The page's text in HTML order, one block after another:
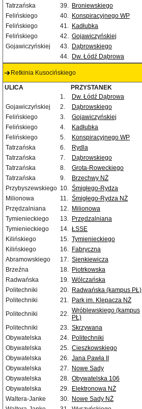
Tatrzańska
39. Broniewskiego
Felińskiego
40. Konspiracyjnego WP
Felińskiego
41. Kadłubka
Felińskiego
42. Gojawiczyńskiej
Gojawiczyńskiej
43. Dąbrowskiego
44. Dw. Łódź Dąbrowa
Retkinia Kusocińskiego
ULICA PRZYSTANEK
1.
Dw. Łódź Dąbrowa
Gojawiczyńskiej
2. Dąbrowskiego
Felińskiego
3. Gojawiczyńskiej
Felińskiego
4. Kadłubka
Felińskiego
5. Konspiracyjnego WP
Tatrzańska
6. Rydla
Tatrzańska
7. Dąbrowskiego
Tatrzańska
8. Grota-Roweckiego
Tatrzańska
9. Brzechwy NŻ
Przybyszewskiego 10. Śmigłego-Rydza
Milionowa
11. Śmigłego-Rydza NŻ
Przędzalniana
12. Milionowa
Tymienieckiego
13. Przędzalniana
Tymienieckiego
14. ŁSSE
Kilińskiego
15. Tymienieckiego
Kilińskiego
16. Fabryczna
Abramowskiego
17. Sienkiewicza
Brzeźna
18. Piotrkowska
Radwańska
19. Wólczańska
Politechniki
20. Radwańska (kampus PŁ)
Politechniki
21. Park im. Klepacza NŻ
Politechniki
22. Wróblewskiego (kampus
PŁ)
Politechniki 23. Skrzywana
Obywatelska
24. Politechniki
Obywatelska
25. Cieszkowskiego
Obywatelska
26. Jana Pawła II
Obywatelska
27. Nowe Sady
Obywatelska
28. Obywatelska 106
Obywatelska
29. Elektronowa NŻ
Waltera-Janke
30. Nowe Sady NŻ